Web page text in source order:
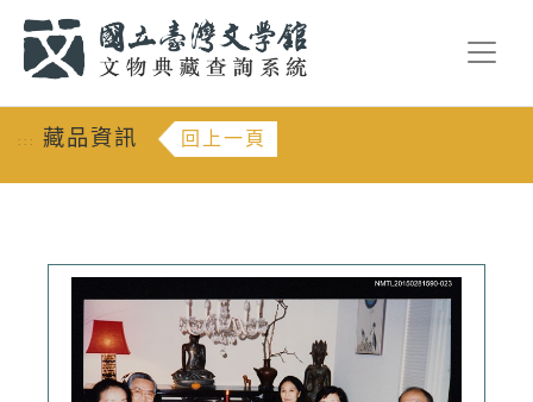
::: 藏品資訊 回上一頁